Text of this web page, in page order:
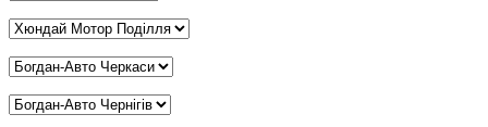
Дилер Хмельницький
Дилер Черкаси*
Дилер Чернігів*